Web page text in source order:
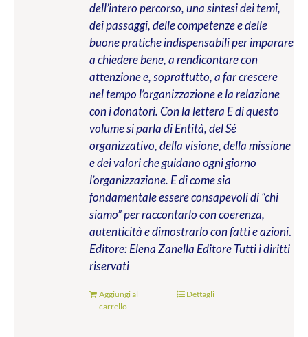
dell’intero percorso, una sintesi dei temi,
dei passaggi, delle competenze e delle
buone pratiche indispensabili per imparare
a chiedere bene, a rendicontare con
attenzione e, soprattutto, a far crescere
nel tempo l’organizzazione e la relazione
con i donatori. Con la lettera E di questo
volume si parla di Entità, del Sé
organizzativo, della visione, della missione
e dei valori che guidano ogni giorno
l’organizzazione. E di come sia
fondamentale essere consapevoli di “chi
siamo” per raccontarlo con coerenza,
autenticità e dimostrarlo con fatti e azioni.
Editore: Elena Zanella EditoreTutti i diritti
riservati
Aggiungi al
carrello
Dettagli